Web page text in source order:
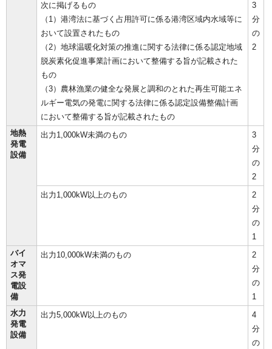
次に掲げるもの
（1）港湾法に基づく占用許可に係る港湾区域内水域等に
おいて設置されたもの
（2）地球温暖化対策の推進に関する法律に係る認定地域
脱炭素化促進事業計画において整備する旨が記載された
もの
（3）農林漁業の健全な発展と調和のとれた再生可能エネ
ルギー電気の発電に関する法律に係る認定設備整備計画
において整備する旨が記載されたもの
3
分
の
2
地熱
発電
設備
出力1,000kW未満のもの
3
分
の
2
出力1,000kW以上のもの
2
分
の
1
バイ
オマ
ス発
電設
備
出力10,000kW未満のもの
2
分
の
1
水力
発電
設備
出力5,000kW以上のもの
4
分
の